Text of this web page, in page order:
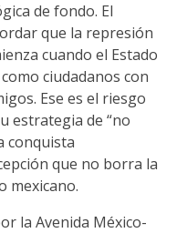
de fondo. El
que la represión
cuando el Estado
ciudadanos con
Ese es el riesgo
estrategia de “no
conquista
que no borra la
mexicano.
la Avenida México-